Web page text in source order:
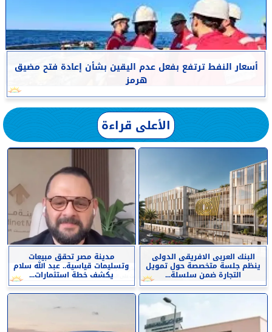
أسعار النفط ترتفع بفعل عدم اليقين بشأن إعادة فتح مضيق
هرمز
الأعلى قراءة
البنك العربى الافريقى الدولى
ينظم جلسة متخصصة حول تمويل
التجارة ضمن سلسلة...
مدينة مصر تحقق مبيعات
وتسليمات قياسية.. عبد الله سلام
يكشف خطة استثمارات...